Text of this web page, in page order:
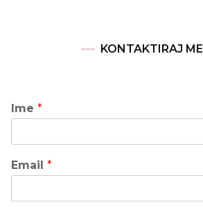
KONTAKTIRAJ ME
Ime *
Email *